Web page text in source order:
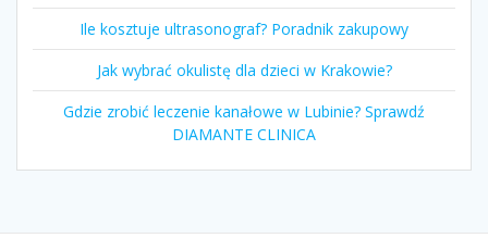
Ile kosztuje ultrasonograf? Poradnik zakupowy
Jak wybrać okulistę dla dzieci w Krakowie?
Gdzie zrobić leczenie kanałowe w Lubinie? Sprawdź
DIAMANTE CLINICA